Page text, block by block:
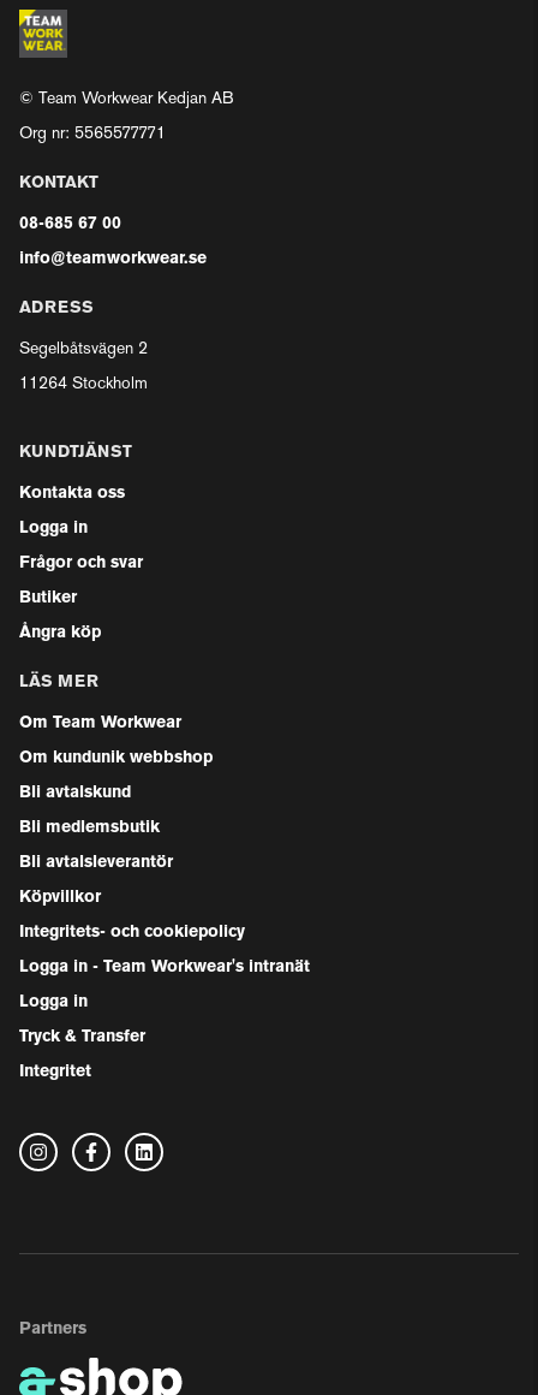
© Team Workwear Kedjan AB
Org nr: 5565577771
KONTAKT
08-685 67 00
info@teamworkwear.se
ADRESS
Segelbåtsvägen 2
11264 Stockholm
KUNDTJÄNST
Kontakta oss
Logga in
Frågor och svar
Butiker
Ångra köp
LÄS MER
Om Team Workwear
Om kundunik webbshop
Bli avtalskund
Bli medlemsbutik
Bli avtalsleverantör
Köpvillkor
Integritets- och cookiepolicy
Logga in - Team Workwear's intranät
Logga in
Tryck & Transfer
Integritet
Partners